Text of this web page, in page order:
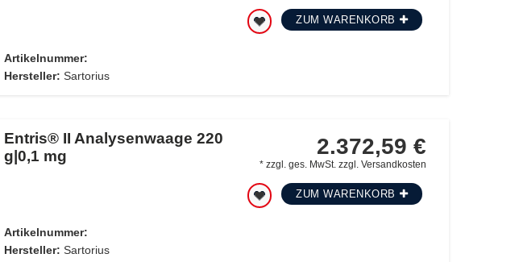
Artikelnummer:
Hersteller: Sartorius
ZUM WARENKORB
Entris® II Analysenwaage 220
g|0,1 mg
Artikelnummer:
Hersteller: Sartorius
2.372,59 €
*zzgl. ges. MwSt. zzgl.Versandkosten
ZUM WARENKORB